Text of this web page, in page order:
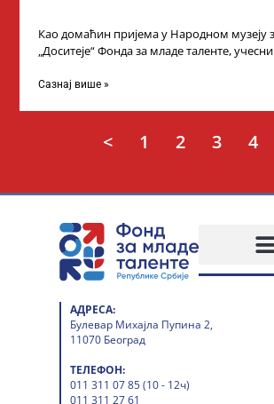
Као домаћин пријема у Народном музеју
„Доситеје“ Фонда за младе таленте,
Сазнај више »
< 1 2 3 4
АДРЕСА:
Булевар Михајла Пупина 2,
11070 Београд
ТЕЛЕФОН:
011 311 07 85 (10 - 12ч)
011 311 27 61